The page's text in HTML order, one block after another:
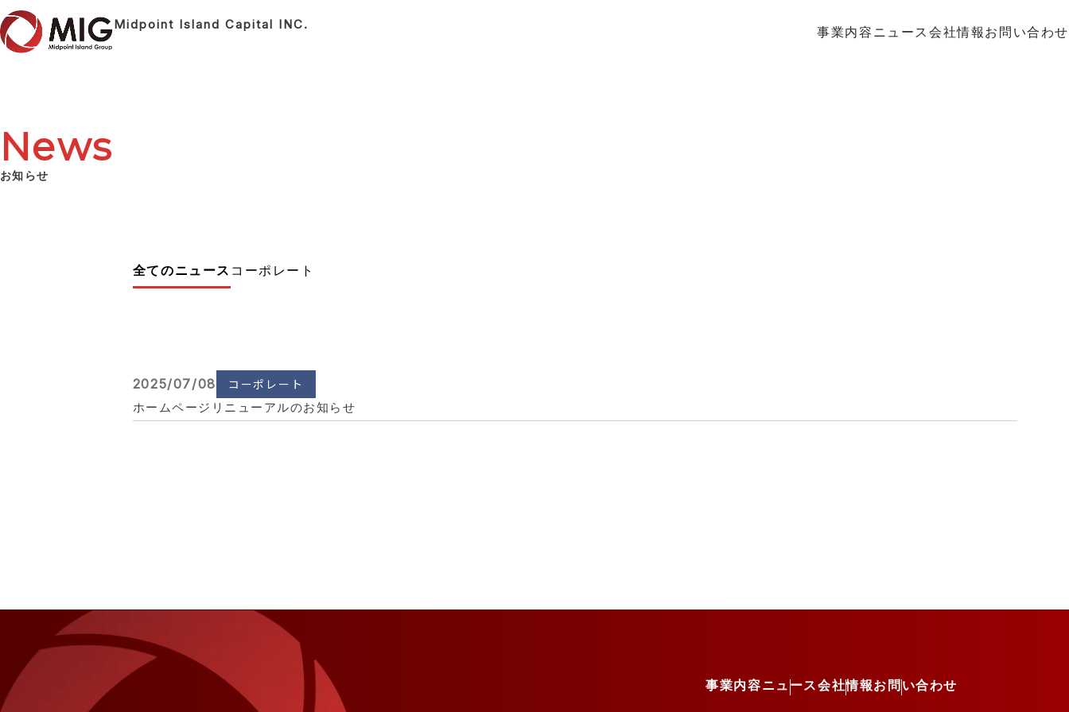
Midpoint Island Capital INC. 事業内容 ニュース 会社情報 お問い合わせ
News
お知らせ
全てのニュース コーポレート
2025/07/08 コーポレート
ホームページリニューアルのお知らせ
事業内容ニュース会社情報お問い合わせ